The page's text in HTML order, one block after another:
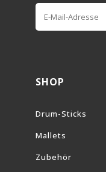
SHOP
Drum-Sticks
Mallets
Zubehör